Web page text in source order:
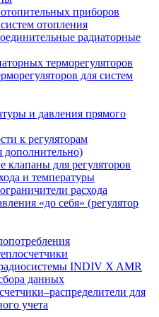
приборов
отопления
радиаторные
терморегуляторов
для систем
и давления прямого
к регуляторам
дополнительно)
клапаны для регуляторов
и температуры
расхода
«до себя» (регулятор
INDIV X AMR
данных
для
учета